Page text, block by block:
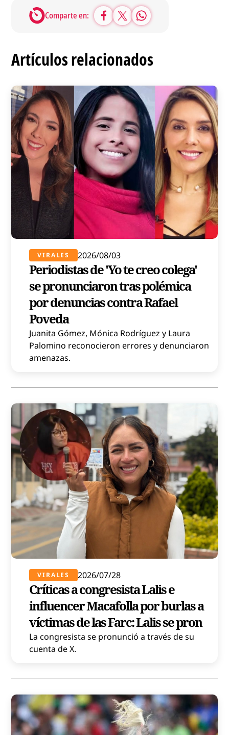
Comparte en:
Artículos relacionados
VIRALES 2026/08/03
Periodistas de 'Yo te creo colega'
se pronunciaron tras polémica
por denuncias contra Rafael
Poveda
Juanita Gómez, Mónica Rodríguez y Laura
Palomino reconocieron errores y denunciaron
amenazas.
VIRALES 2026/07/28
Críticas a congresista Lalis e
influencer Macafolla por burlas a
víctimas de las Farc: Lalis se pron
La congresista se pronunció a través de su
cuenta de X.